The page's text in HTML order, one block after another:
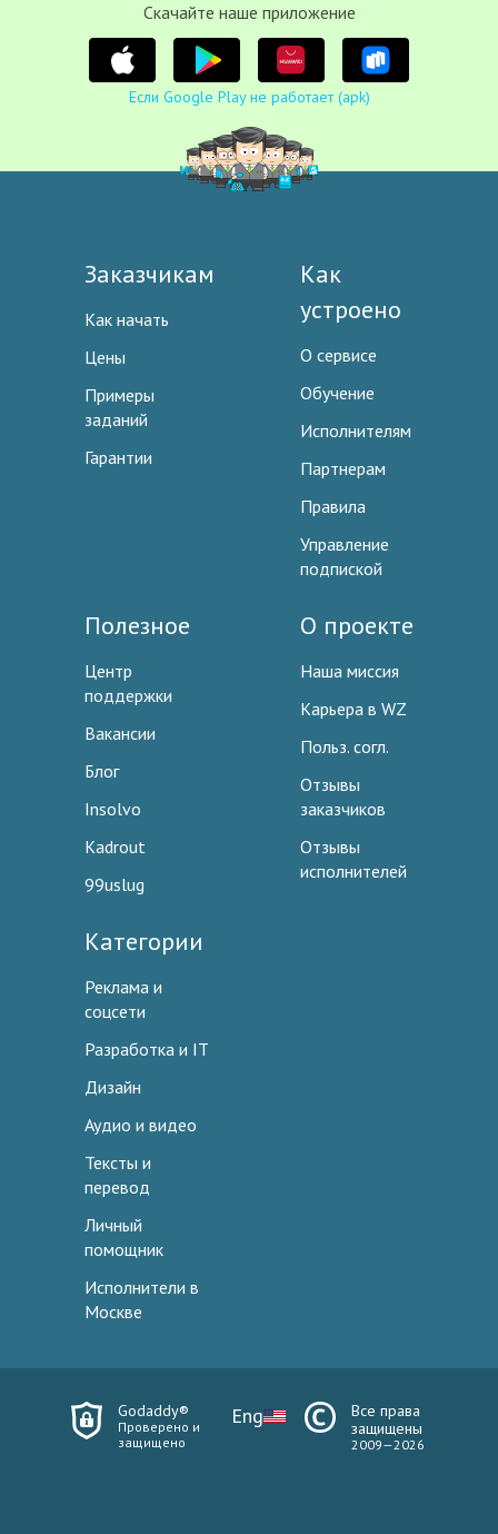
Cкачайте наше приложение
Если Google Play не работает (apk)
Заказчикам
Как начать
Цены
Примеры
заданий
Гарантии
Как
устроено
О сервисе
Обучение
Исполнителям
Партнерам
Правила
Управление
подпиской
Полезное
Центр
поддержки
Вакансии
Блог
Insolvo
Kadrout
99uslug
О проекте
Наша миссия
Карьера в WZ
Польз. согл.
Отзывы
заказчиков
Отзывы
исполнителей
Категории
Реклама и
соцсети
Разработка и IT
Дизайн
Аудио и видео
Тексты и
перевод
Личный
помощник
Исполнители в
Москве
Godaddy®
Проверено и
защищено
Eng
Все права
защищены
2009—2026